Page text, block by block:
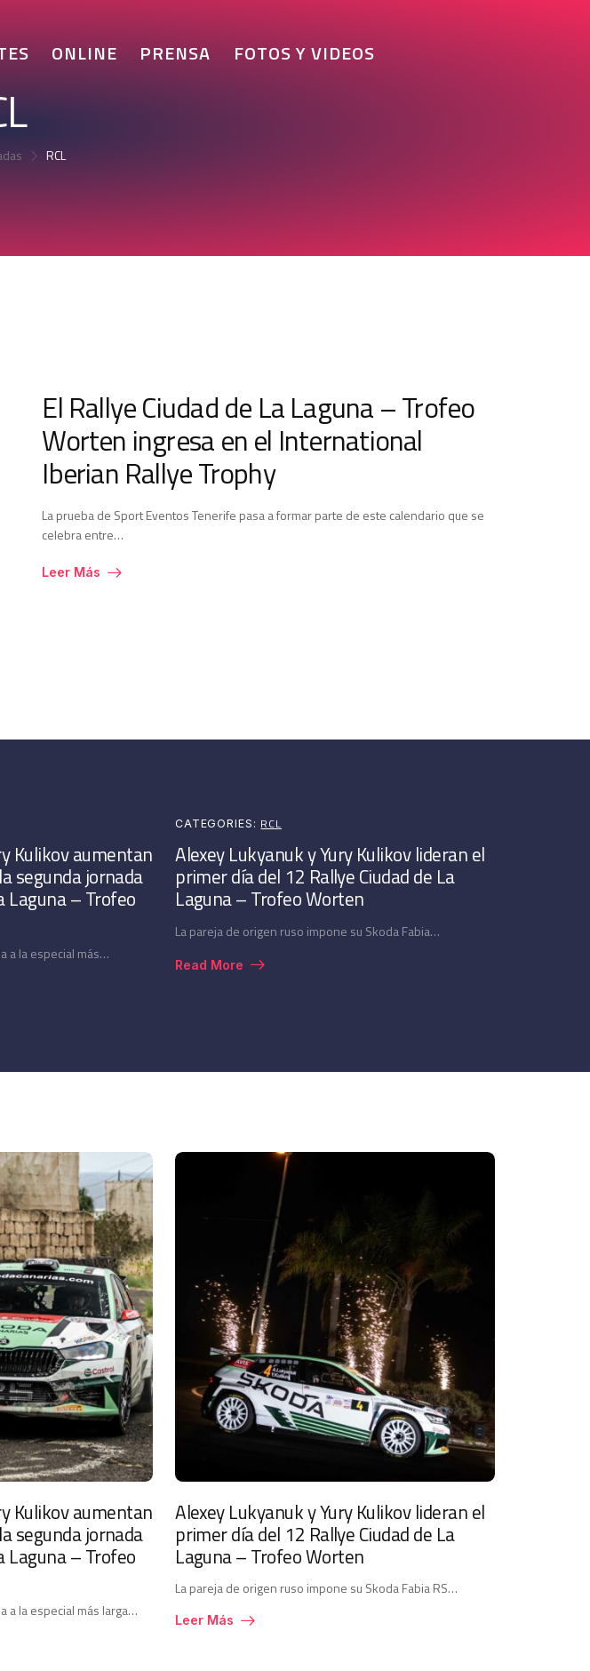
ONLINE PRENSA FOTOS Y VIDEOS
RCL
El Rallye Ciudad de La Laguna – Trofeo
Worten ingresa en el International
Iberian Rallye Trophy
La prueba de Sport Eventos Tenerife pasa a formar parte de este calendario que se
celebra entre…
Leer Más
Kulikov aumentan
segunda jornada
Laguna – Trofeo
a la especial más…
CATEGORIES: RCL
Alexey Lukyanuk y Yury Kulikov lideran el
primer día del 12 Rallye Ciudad de La
Laguna – Trofeo Worten
La pareja de origen ruso impone su Skoda Fabia…
Read More
Kulikov aumentan
segunda jornada
Laguna – Trofeo
a la especial más larga…
Alexey Lukyanuk y Yury Kulikov lideran el
primer día del 12 Rallye Ciudad de La
Laguna – Trofeo Worten
La pareja de origen ruso impone su Skoda Fabia RS…
Leer Más